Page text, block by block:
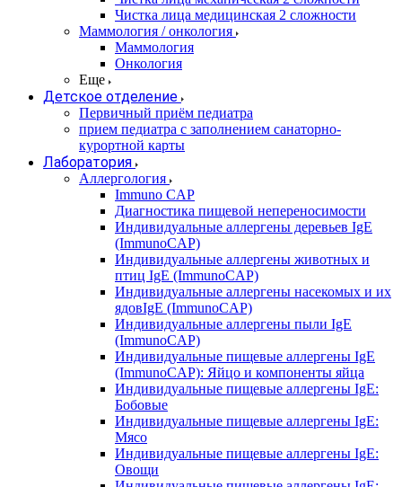
Чистка лица медицинская 2 сложности
Маммология / онкология
Маммология
Онкология
Еще
Детское отделение
Первичный приём педиатра
прием педиатра с заполнением санаторно-
курортной карты
Лаборатория
Аллергология
Immuno CAP
Диагностика пищевой непереносимости
Индивидуальные аллергены деревьев IgE
(ImmunoCAP)
Индивидуальные аллергены животных и
птиц IgE (ImmunoCAP)
Индивидуальные аллергены насекомых и их
ядовIgE (ImmunoCAP)
Индивидуальные аллергены пыли IgE
(ImmunoCAP)
Индивидуальные пищевые аллергены IgE
(ImmunoCAP): Яйцо и компоненты яйца
Индивидуальные пищевые аллергены IgE:
Бобовые
Индивидуальные пищевые аллергены IgE:
Мясо
Индивидуальные пищевые аллергены IgE:
Овощи